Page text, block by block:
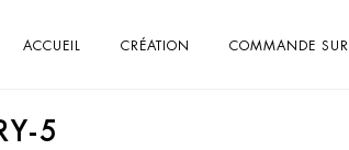
ACCUEIL CRÉATION COMMANDE
5